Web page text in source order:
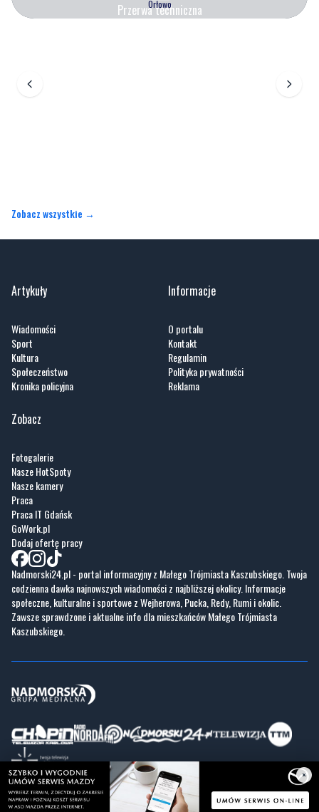
Przerwa techniczna
Orłowo
Zobacz wszystkie →
Artykuły
Wiadomości
Sport
Kultura
Społeczeństwo
Kronika policyjna
Informacje
O portalu
Kontakt
Regulamin
Polityka prywatności
Reklama
Zobacz
Fotogalerie
Nasze HotSpoty
Nasze kamery
Praca
Praca IT Gdańsk
GoWork.pl
Dodaj ofertę pracy
Nadmorski24.pl - portal informacyjny z Małego Trójmiasta Kaszubskiego. Twoja
codzienna dawka najnowszych wiadomości z najbliższej okolicy. Informacje
społeczne, kulturalne i sportowe z Wejherowa, Pucka, Redy, Rumi i okolic.
Zawsze sprawdzone i aktualne info dla mieszkańców Małego Trójmiasta
Kaszubskiego.
Copyrights © Nadmorski24.pl 2026 r.
Projekt i wykonaniePixlab.pl
×